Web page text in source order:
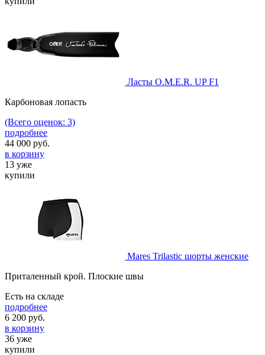
Ласты O.M.E.R. UP F1
Карбоновая лопасть
(Всего оценок: 3)
подробнее
44 000 руб.
в корзину
13 уже
купили
Mares Trilastic шорты женские
Приталенный крой. Плоские швы
Есть на складе
подробнее
6 200 руб.
в корзину
36 уже
купили